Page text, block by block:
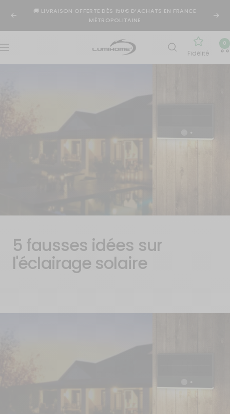
contenu
Précédent
🚚 LIVRAISON OFFERTE DÈS 150€ D’ACHATS EN FRANCE
MÉTROPOLITAINE
Navigation
Lumihome
Fidélité
0
5 fausses idées sur
l'éclairage solaire